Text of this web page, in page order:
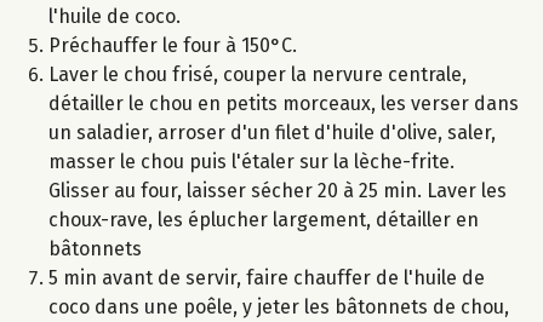
l'huile de coco.
Préchauffer le four à 150°C.
Laver le chou frisé, couper la nervure centrale,
détailler le chou en petits morceaux, les verser dans
un saladier, arroser d'un filet d'huile d'olive, saler,
masser le chou puis l'étaler sur la lèche-frite.
Glisser au four, laisser sécher 20 à 25 min. Laver les
choux-rave, les éplucher largement, détailler en
bâtonnets
5 min avant de servir, faire chauffer de l'huile de
coco dans une poêle, y jeter les bâtonnets de chou,